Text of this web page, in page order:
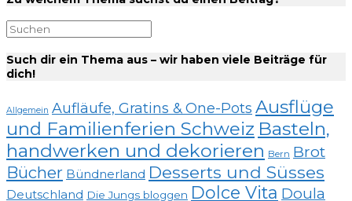
Such dir ein Thema aus – wir haben viele Beiträge für
dich!
Allgemein Aufläufe, Gratins & One-Pots Ausflüge
und Familienferien Schweiz Basteln,
handwerken und dekorieren Bern Brot
Bücher Bündnerland Desserts und Süsses
Deutschland Die Jungs bloggen Dolce Vita Doula